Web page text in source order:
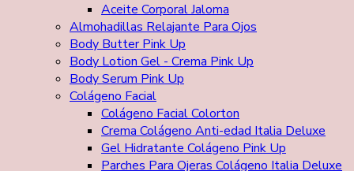
Aceite Corporal Jaloma
Almohadillas Relajante Para Ojos
Body Butter Pink Up
Body Lotion Gel - Crema Pink Up
Body Serum Pink Up
Colágeno Facial
Colágeno Facial Colorton
Crema Colágeno Anti-edad Italia Deluxe
Gel Hidratante Colágeno Pink Up
Parches Para Ojeras Colágeno Italia Deluxe